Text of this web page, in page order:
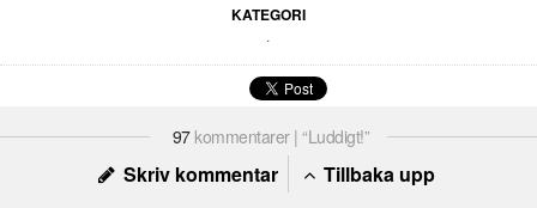
KATEGORI
.
97kommentarer | “Luddigt!”
Skriv kommentar Tillbaka upp